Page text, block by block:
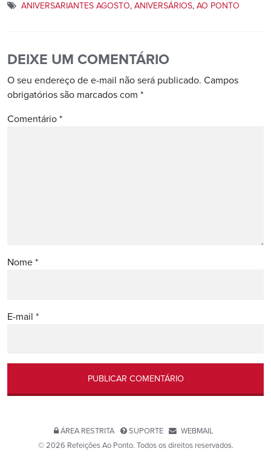
ANIVERSARIANTES AGOSTO, ANIVERSÁRIOS, AO PONTO
DEIXE UM COMENTÁRIO
O seu endereço de e-mail não será publicado. Campos
obrigatórios são marcados com *
Comentário *
Nome *
E-mail *
ÁREA RESTRITA SUPORTE
WEBMAIL
© 2026 Refeições Ao Ponto. Todos os direitos reservados.